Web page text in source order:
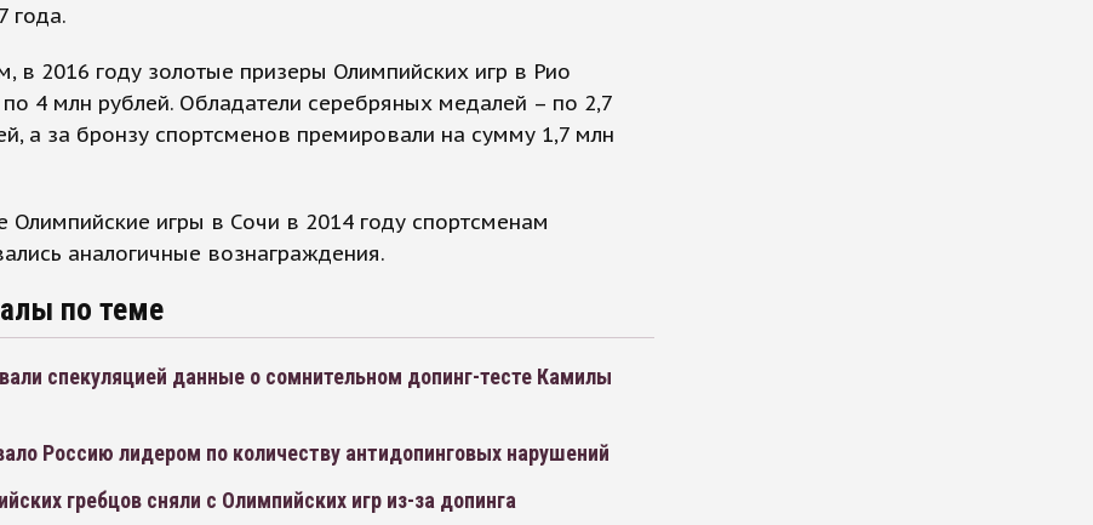
года.
в 2016 году золотые призеры Олимпийских игр в Рио
по 4 млн рублей. Обладатели серебряных медалей – по 2,7
а за бронзу спортсменов премировали на сумму 1,7 млн
Олимпийские игры в Сочи в 2014 году спортсменам
аналогичные вознаграждения.
по теме
спекуляцией данные о сомнительном допинг-тесте Камилы
Россию лидером по количеству антидопинговых нарушений
гребцов сняли с Олимпийских игр из-за допинга